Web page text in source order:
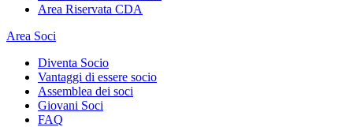
Area Riservata CDA
Area Soci
Diventa Socio
Vantaggi di essere socio
Assemblea dei soci
Giovani Soci
FAQ